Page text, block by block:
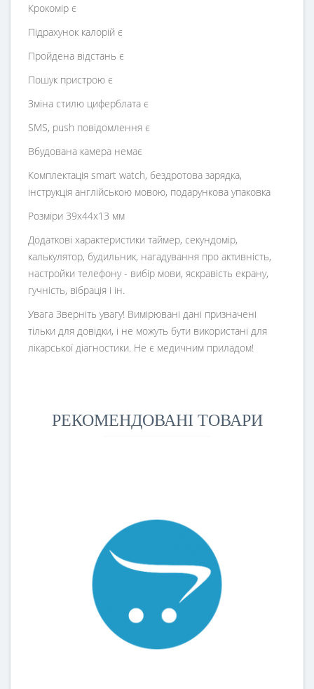
Крокомір є
Підрахунок калорій є
Пройдена відстань є
Пошук пристрою є
Зміна стилю циферблата є
SMS, push повідомлення є
Вбудована камера немає
Комплектація smart watch, бездротова зарядка,
інструкція англійською мовою, подарункова упаковка
Розміри 39х44х13 мм
Додаткові характеристики таймер, секундомір,
калькулятор, будильник, нагадування про активність,
настройки телефону - вибір мови, яскравість екрану,
гучність, вібрація і ін.
Увага Зверніть увагу! Вимірювані дані призначені
тільки для довідки, і не можуть бути використані для
лікарської діагностики. Не є медичним приладом!
РЕКОМЕНДОВАНІ ТОВАРИ